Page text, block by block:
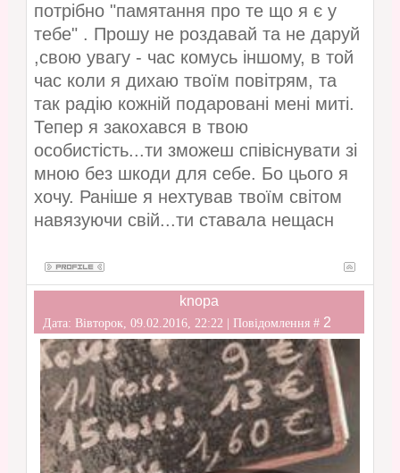
потрібно "памятання про те що я є у
тебе" . Прошу не роздавай та не даруй
,свою увагу - час комусь іншому, в той
час коли я дихаю твоїм повітрям, та
так радію кожній подаровані мені миті.
Тепер я закохався в твою
особистість...ти зможеш співіснувати зі
мною без шкоди для себе. Бо цього я
хочу. Раніше я нехтував твоїм світом
навязуючи свій...ти ставала нещасн
knopa
Дата: Вівторок, 09.02.2016, 22:22 | Повідомлення # 2